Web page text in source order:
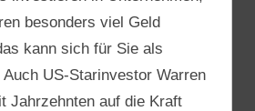
besonders viel Geld
kann sich für Sie als
US-Starinvestor Warren
Jahrzehnten auf die Kraft